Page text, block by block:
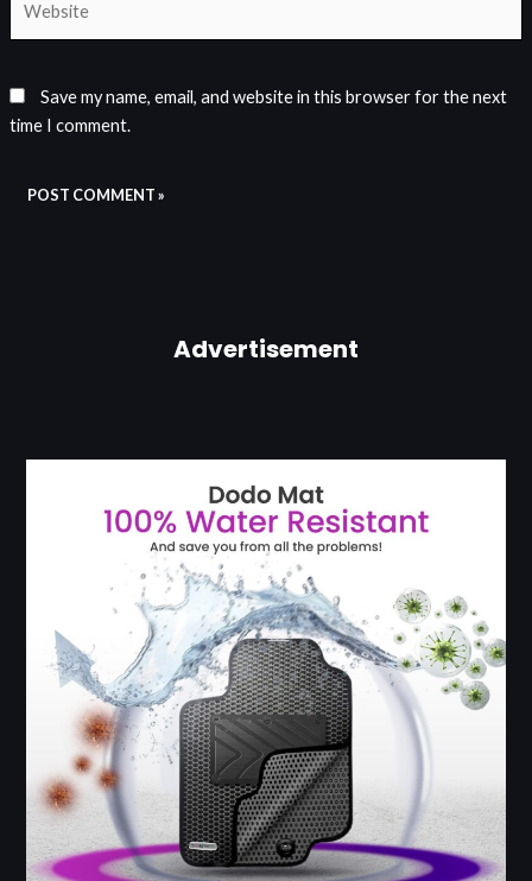
Save my name, email, and website in this browser for the next
time I comment.
Advertisement